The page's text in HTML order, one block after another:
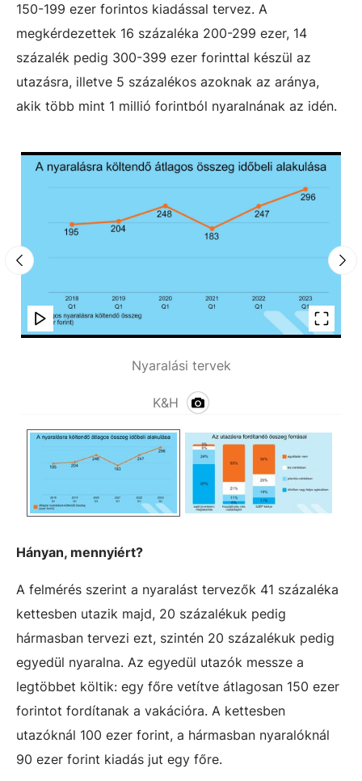
150-199 ezer forintos kiadással tervez. A
megkérdezettek 16 százaléka 200-299 ezer, 14
százalék pedig 300-399 ezer forinttal készül az
utazásra, illetve 5 százalékos azoknak az aránya,
akik több mint 1 millió forintból nyaralnának az idén.
Nyaralási tervek
K&H
Hányan, mennyiért?
A felmérés szerint a nyaralást tervezők 41 százaléka
kettesben utazik majd, 20 százalékuk pedig
hármasban tervezi ezt, szintén 20 százalékuk pedig
egyedül nyaralna. Az egyedül utazók messze a
legtöbbet költik: egy főre vetítve átlagosan 150 ezer
forintot fordítanak a vakációra. A kettesben
utazóknál 100 ezer forint, a hármasban nyaralóknál
90 ezer forint kiadás jut egy főre.